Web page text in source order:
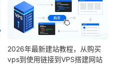
2026年最新建站教程，从购买
vps到使用链接到VPS搭建网站